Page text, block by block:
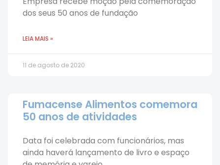
dos seus 50 anos de fundação
LEIA MAIS »
11 de agosto de 2020
Fumacense Alimentos comemora
50 anos de atividades
Data foi celebrada com funcionários, mas
ainda haverá lançamento de livro e espaço